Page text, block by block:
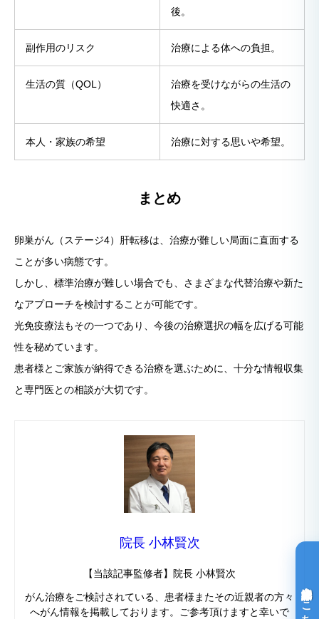
後。
副作用のリスク 治療による体への負担。
生活の質（QOL）
治療を受けながらの生活の
快適さ。
本人・家族の希望 治療に対する思いや希望。
まとめ
卵巣がん（ステージ4）肝転移は、治療が難しい局面に直面する
ことが多い病態です。
しかし、標準治療が難しい場合でも、さまざまな代替治療や新た
なアプローチを検討することが可能です。
光免疫療法もその一つであり、今後の治療選択の幅を広げる可能
性を秘めています。
患者様とご家族が納得できる治療を選ぶために、十分な情報収集
と専門医との相談が大切です。
院長 小林賢次
【当該記事監修者】院長 小林賢次
がん治療をご検討されている、患者様またその近親者の方々
へがん情報を掲載しております。ご参考頂けますと幸いで
光免疫療法詳細はこちら